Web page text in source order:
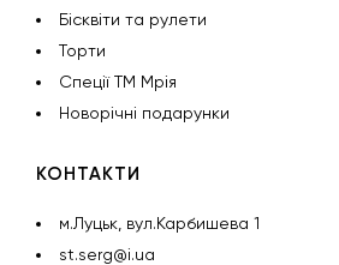
Бісквіти та рулети
Торти
Спеції ТМ Мрія
Новорічні подарунки
КОНТАКТИ
м.Луцьк, вул.Карбишева 1
st.serg@i.ua